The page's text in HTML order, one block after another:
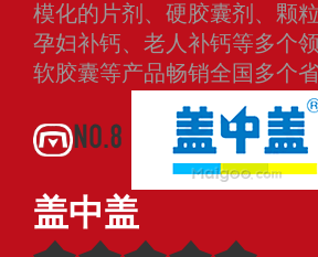
模化的片剂、硬胶囊剂、颗
孕妇补钙、老人补钙等多个
软胶囊等产品畅销全国多个
NO.8
盖中盖